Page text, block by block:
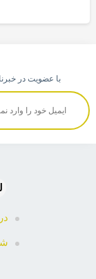
با عضویت در